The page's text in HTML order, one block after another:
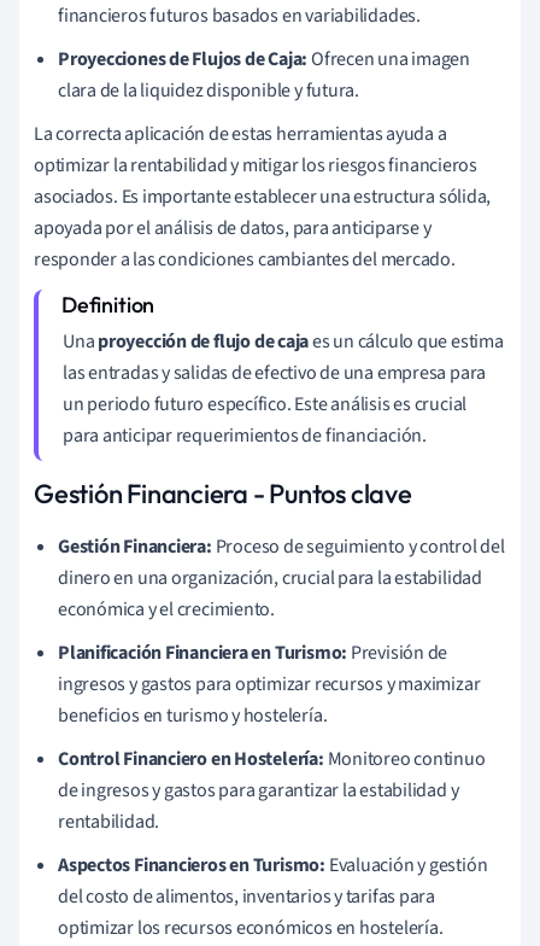
financieros futuros basados en variabilidades.
Proyecciones de Flujos de Caja:Ofrecen una imagen
clara de la liquidez disponible y futura.
La correcta aplicación de estas herramientas ayuda a
optimizar la rentabilidad y mitigar los riesgos financieros
asociados. Es importante establecer una estructura sólida,
apoyada por el análisis de datos, para anticiparse y
responder a las condiciones cambiantes del mercado.
Unaproyección de flujo de cajaes un cálculo que estima
las entradas y salidas de efectivo de una empresa para
un periodo futuro específico. Este análisis es crucial
para anticipar requerimientos de financiación.
Gestión Financiera - Puntos clave
Gestión Financiera: Proceso de seguimiento y control del
dinero en una organización, crucial para la estabilidad
económica y el crecimiento.
Planificación Financiera en Turismo: Previsión de
ingresos y gastos para optimizar recursos y maximizar
beneficios en turismo y hostelería.
Control Financiero en Hostelería: Monitoreo continuo
de ingresos y gastos para garantizar la estabilidad y
rentabilidad.
Aspectos Financieros en Turismo: Evaluación y gestión
del costo de alimentos, inventarios y tarifas para
optimizar los recursos económicos en hostelería.